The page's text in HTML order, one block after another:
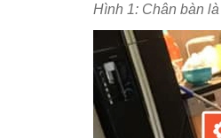
Hình 1: Chân bàn